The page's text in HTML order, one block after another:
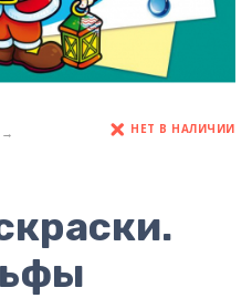
НЕТ В НАЛИЧИИ